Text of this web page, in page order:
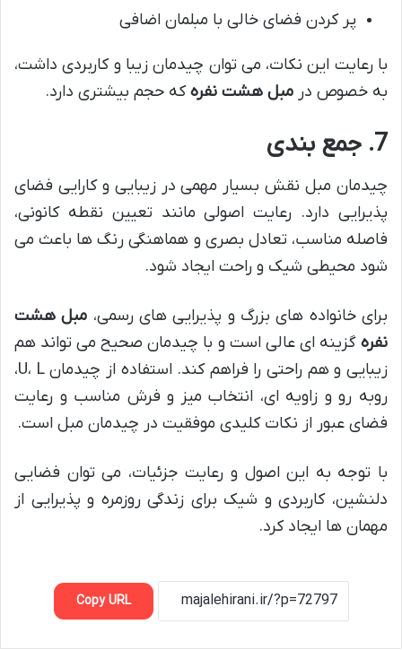
پر کردن فضای خالی با مبلمان اضافی
با رعایت این نکات، می توان چیدمان زیبا و کاربردی داشت،
به خصوص در مبل هشت نفرهکه حجم بیشتری دارد.
7. جمع بندی
چیدمان مبل نقش بسیار مهمی در زیبایی و کارایی فضای
پذیرایی دارد. رعایت اصولی مانند تعیین نقطه کانونی،
فاصله مناسب، تعادل بصری و هماهنگی رنگ ها باعث می
شود محیطی شیک و راحت ایجاد شود.
برای خانواده های بزرگ و پذیرایی های رسمی، مبل هشت
نفره گزینه ای عالی است و با چیدمان صحیح می تواند هم
زیبایی و هم راحتی را فراهم کند. استفاده از چیدمان U، L،
روبه رو و زاویه ای، انتخاب میز و فرش مناسب و رعایت
فضای عبور از نکات کلیدی موفقیت در چیدمان مبل است.
با توجه به این اصول و رعایت جزئیات، می توان فضایی
دلنشین، کاربردی و شیک برای زندگی روزمره و پذیرایی از
مهمان ها ایجاد کرد.
Copy URL